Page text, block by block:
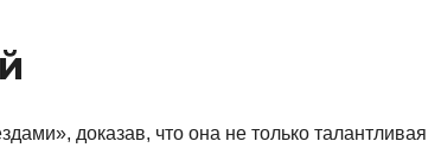
доказав, что она не только талантливая